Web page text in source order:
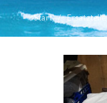
Start / Ersatzteile